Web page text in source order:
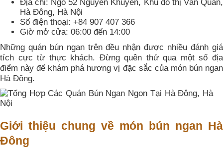
Địa chỉ: Ngõ 52 Nguyễn Khuyến, Khu đô thị Văn Quán,
Hà Đông, Hà Nội
Số điện thoại: +84 907 407 366
Giờ mở cửa: 06:00 đến 14:00
Những quán bún ngan trên đều nhận được nhiều đánh giá
tích cực từ thực khách. Đừng quên thử qua một số địa
điểm này để khám phá hương vị đặc sắc của món bún ngan
Hà Đông.
Giới thiệu chung về món bún ngan Hà
Đông